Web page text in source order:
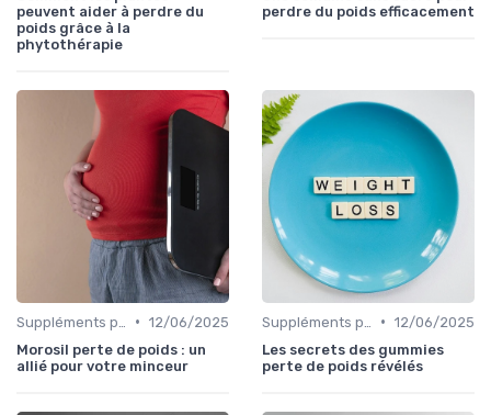
peuvent aider à perdre du
poids grâce à la
phytothérapie
perdre du poids efficacement
• 12/06/2025
Morosil perte de poids : un
allié pour votre minceur
• 12/06/2025
Les secrets des gummies
perte de poids révélés